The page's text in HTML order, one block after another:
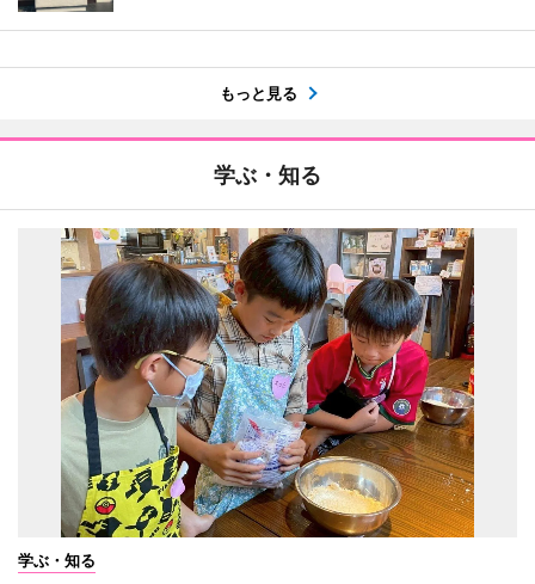
もっと見る
学ぶ・知る
学ぶ・知る